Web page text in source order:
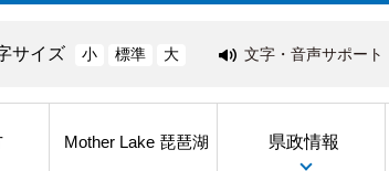
サイズ 小 標準 大 文字・音声サポート
Mother Lake 琵琶湖 県政情報